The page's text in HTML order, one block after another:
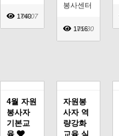
1740
06-07
봉사센터
1716
05-30
4월 자원
봉사자
기본교
육
자원봉
사자 역
량강화
교육 실